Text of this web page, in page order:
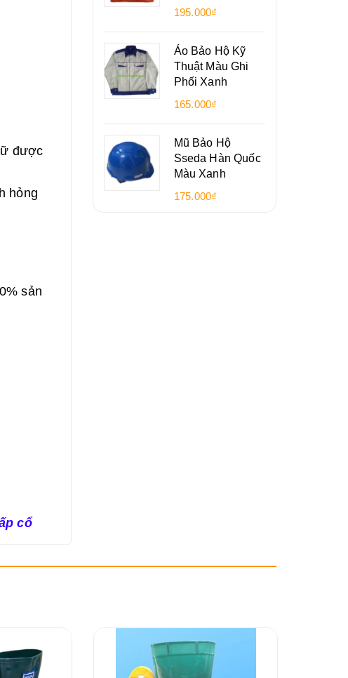
được
hỏng
sản
cổ
195.000₫
Áo Bảo Hộ Kỹ
Thuật Màu Ghi
Phối Xanh
165.000₫
Mũ Bảo Hộ
Sseda Hàn Quốc
Màu Xanh
175.000₫